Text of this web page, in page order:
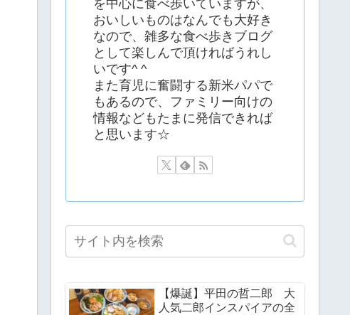
を中心に食べ歩いていますが、
おいしいものはなんでも大好き
なので、雑多な食べ歩きブログ
として楽しんで頂ければうれし
いです^ ^
また育児に奮闘する新米パパで
もあるので、ファミリー向けの
情報などもたまに発信できれば
と思います☆
【爆誕】平田の哲二郎 大
人気二郎インスパイアの全